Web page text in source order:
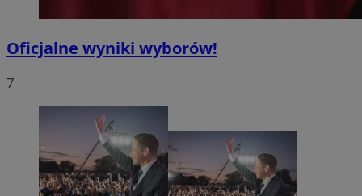
Oficjalne wyniki wyborów!
7